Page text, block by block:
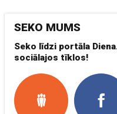
SEKO MUMS
Seko līdzi portāla
sociālajos tīklos!